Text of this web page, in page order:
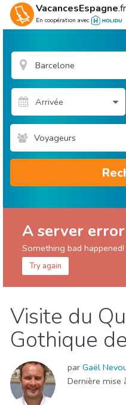
VacancesEspagne.fr
En coopération avec
Voyageurs
A server
Something bad happened!
Try again
Cuisine & Restaurants
Musée & Art
Nature &
Sports &
Visite du
Gothique
par Gaël
Dernière mise